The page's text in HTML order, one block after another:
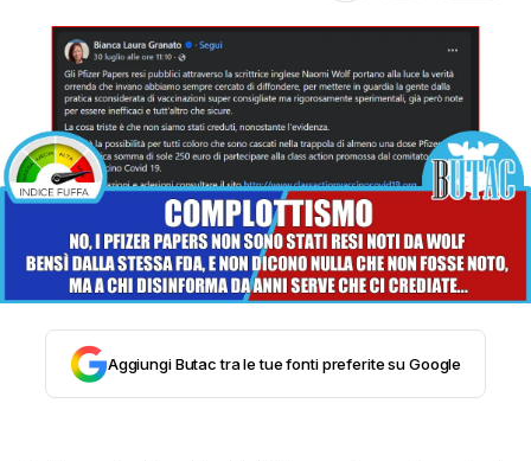
STORIA E CITAZIONI
INTRATTENIMENTO
COMPLOTTI, LEGGENDE URBANE ED
EVERGREEN
EDITORIALI
Aggiungi Butac tra le tue fonti preferite su Google